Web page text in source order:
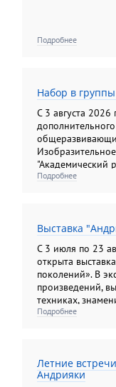
Подробнее
Набор в
С 3 августа 2026
"Академический
лет);
живопись"; "
изображения на
Подробнее
Выставка
С 3 июля по 23
открыта
поколений». В
произведений,
техниках,
Подробнее
Летние
Андрияки